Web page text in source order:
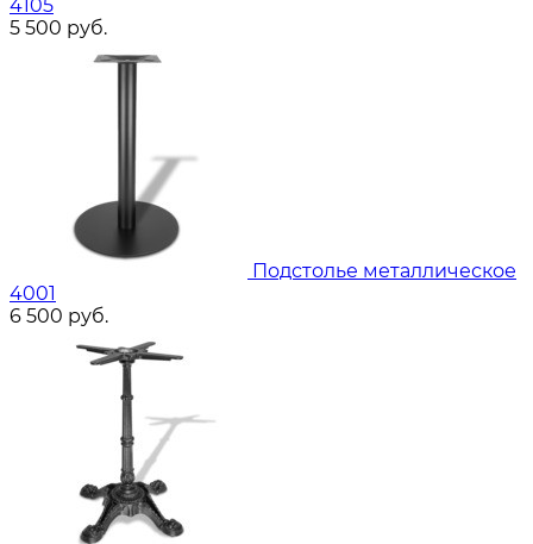
4105
5 500 руб.
Подстолье металлическое
4001
6 500 руб.